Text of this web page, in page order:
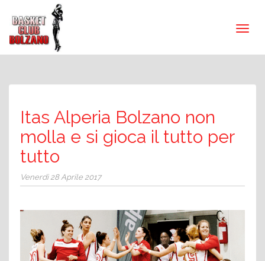
Itas Alperia Bolzano non
molla e si gioca il tutto per
tutto
Venerdì 28 Aprile 2017